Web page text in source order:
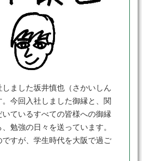
ました坂井慎也（さかいしん
今回入社しました御縁と、関
いているすべての皆様への御縁
勉強の日々を送っています。
ですが、学生時代を大阪で過ご